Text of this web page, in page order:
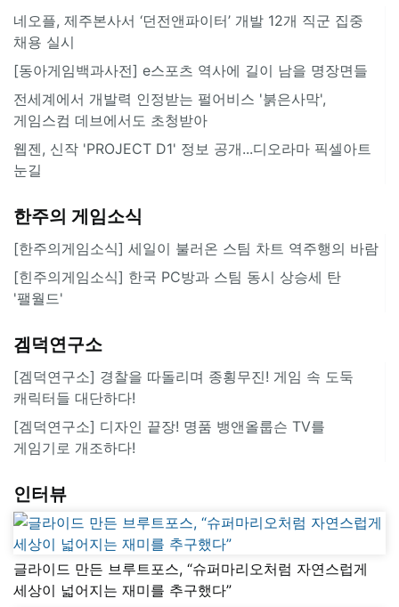
네오플, 제주본사서 ‘던전앤파이터’ 개발 12개 직군 집중
채용 실시
[동아게임백과사전] e스포츠 역사에 길이 남을 명장면들
전세계에서 개발력 인정받는 펄어비스 '붉은사막',
게임스컴 데브에서도 초청받아
웹젠, 신작 'PROJECT D1' 정보 공개...디오라마 픽셀아트
눈길
한주의 게임소식
[한주의게임소식] 세일이 불러온 스팀 차트 역주행의 바람
[힌주의게임소식] 한국 PC방과 스팀 동시 상승세 탄
'팰월드'
겜덕연구소
[겜덕연구소] 경찰을 따돌리며 종횡무진! 게임 속 도둑
캐릭터들 대단하다!
[겜덕연구소] 디자인 끝장! 명품 뱅앤올룹슨 TV를
게임기로 개조하다!
인터뷰
글라이드 만든 브루트포스, “슈퍼마리오처럼 자연스럽게
세상이 넓어지는 재미를 추구했다”